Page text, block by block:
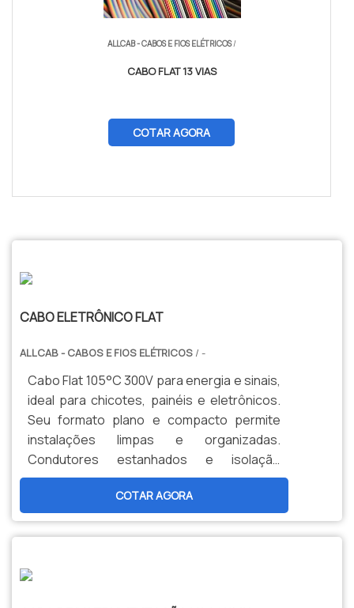
ALLCAB - CABOS E FIOS ELÉTRICOS/
CABO FLAT 13 VIAS
COTAR AGORA
CABO ELETRÔNICO FLAT
ALLCAB - CABOS E FIOS ELÉTRICOS / -
Cabo Flat 105°C 300V para energia e sinais,
ideal para chicotes, painéis e eletrônicos.
Seu formato plano e compacto permite
instalações limpas e organizadas.
Condutores estanhados e isolação
termorresistente garantem confiabilidade
e alta durabilidade.COTAR AGORA